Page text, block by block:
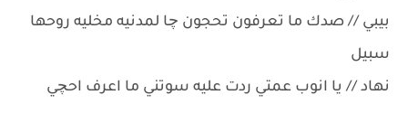
بيبي // صدك ما تعرفون تحجون چا لمدنيه مخليه روحها
سبيل
نهاد // يا انوب عمتي ردت عليه سوتني ما اعرف احچي